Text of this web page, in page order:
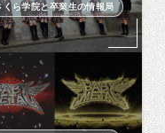
くら学院と卒業生の情報局